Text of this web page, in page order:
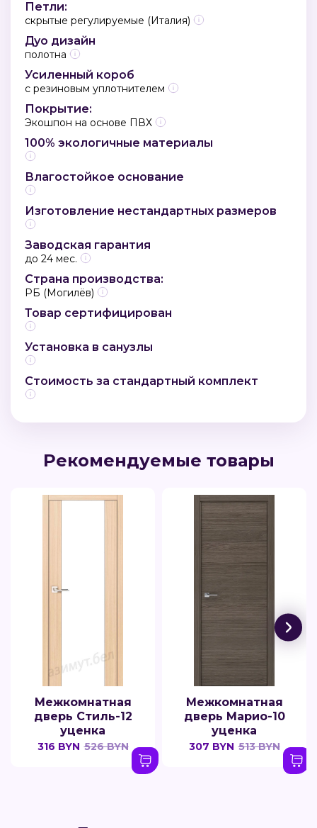
Петли:
скрытые регулируемые (Италия)
Дуо дизайн
полотна
Усиленный короб
с резиновым уплотнителем
Покрытие:
Экошпон на основе ПВХ
100% экологичные материалы
Влагостойкое основание
Изготовление нестандартных размеров
Заводская гарантия
до 24 мес.
Страна производства:
РБ (Могилёв)
Товар сертифицирован
Установка в санузлы
Стоимость за стандартный комплект
Рекомендуемые товары
Межкомнатная
дверь Стиль-12
уценка
316 BYN 526 BYN
Межкомнатная
дверь Марио-10
уценка
307 BYN 513 BYN